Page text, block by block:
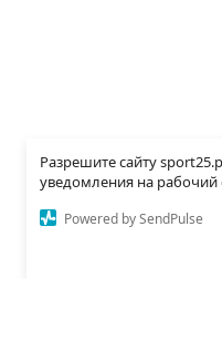
Разрешите сайту
уведомления на рабочий
Powered by SendPulse